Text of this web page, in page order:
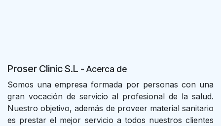
Proser Clinic S.L - Acerca de
Somos una empresa formada por personas con una
gran vocación de servicio al profesional de la salud.
Nuestro objetivo, además de proveer material sanitario
es prestar el mejor servicio a todos nuestros clientes